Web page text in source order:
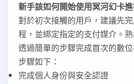
新手該如何開始使用冥河幻卡
對於初次接觸的用戶，建議先
程，並綁定指定的支付媒介。
透過簡單的步驟完成首次的數
步驟如下：
完成個人身份與安全認證